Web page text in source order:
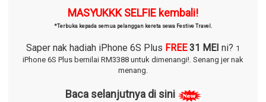
MASYUKKK SELFIE kembali!
*Terbuka kepada semua pelanggan kereta sewa Festive Travel.
Saper nak hadiah iPhone 6S Plus FREE 31 MEI ni? 1
iPhone 6S Plus bernilai RM3388 untuk dimenangi!. Senang jer nak
menang.
Baca selanjutnya di sini